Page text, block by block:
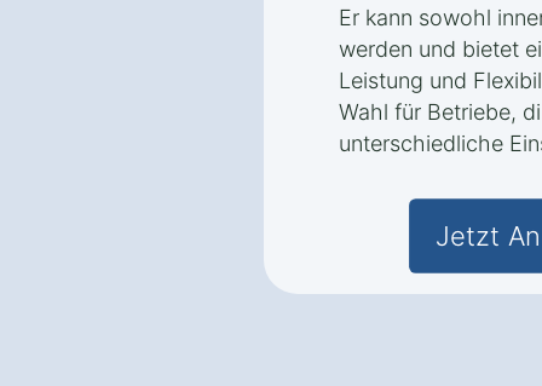
Er kann sowohl
werden und bietet
Leistung und
Wahl für Betriebe,
unterschiedliche
Jetzt